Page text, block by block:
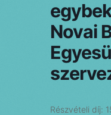
Novai
Részvételi díj: